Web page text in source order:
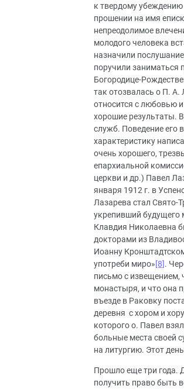
к твердому
прошении на имя
непреодолимое
молодого человека
назначили
поручили заниматься
Богородице-
так отозвалась о П. А.
относится с любовью
хорошие результаты.
служб. Поведение его
характеристику
очень хорошего,
епархиальной
церкви и др.) Павел
января 1912 г. в
Лазарева стал Свято-
укрепивший будущего
Клавдия Николаевна
докторами из
Иоанну
употреби миро»[8].
письмо с извещением,
монастыря, и что она
въезде в Раковку
деревня с хором и
которого о. Павел
больные места своей
на литургию. Этот
Прошло еще три года.
получить право быть